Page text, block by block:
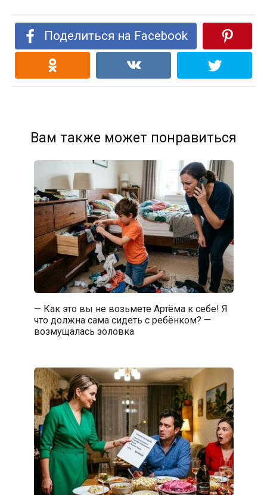
Поделиться на Facebook
Вам также может понравиться
— Как это вы не возьмете Артёма к себе! Я
что должна сама сидеть с ребёнком? —
возмущалась золовка